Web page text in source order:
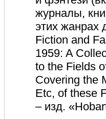
журналы,
этих жанрах
Fiction and
1959: A
to the Fields
Covering the
Etc, of these
– изд.